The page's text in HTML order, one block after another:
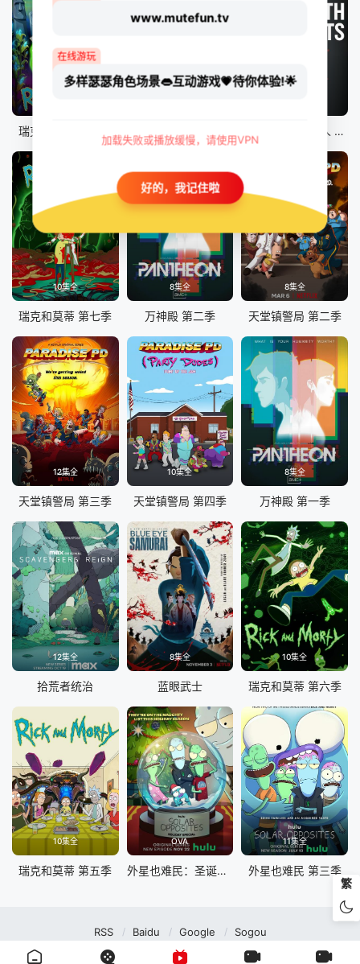
瑞克和莫蒂 第八季 爱、死亡和机器人 第二季 爱、死亡和机器人 第三季
10集全
瑞克和莫蒂 第七季
8集全
万神殿 第二季
8集全
天堂镇警局 第二季
12集全
天堂镇警局 第三季
10集全
天堂镇警局 第四季
8集全
万神殿 第一季
12集全
拾荒者统治
8集全
蓝眼武士
10集全
瑞克和莫蒂 第六季
10集全
瑞克和莫蒂 第五季
OVA
外星也难民：圣诞特别篇
11集全
外星也难民 第三季
繁
RSS Baidu Google Sogou
MuteFun动漫网站-无声乐趣-(゜-゜)つロ 干杯~MuteFun动漫网站所有内容均来
www.mutefun.tv
在线游玩
多样瑟瑟角色场景👄互动游戏💗待你体验!🌟
加载失败或播放缓慢，请使用VPN
好的，我记住啦